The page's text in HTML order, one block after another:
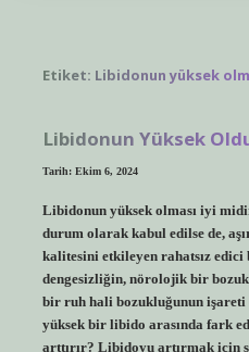
Etiket: Libidonun yüksek
Libidonun Yüksek
Tarih: Ekim 6, 2024
Libidonun yüksek olması iyi
durum olarak kabul edilse de,
kalitesini etkileyen rahatsız
dengesizliğin, nörolojik bir
bir ruh hali bozukluğunun
yüksek bir libido arasında fark
arttırır? Libidoyu artırmak için